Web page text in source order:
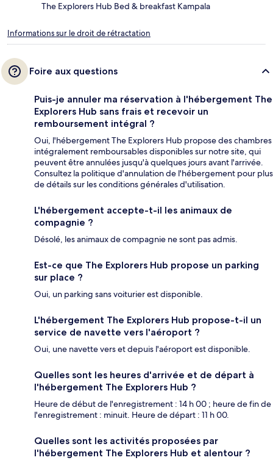
The Explorers Hub Bed & breakfast Kampala
Informations sur le droit de rétractation
Foire aux questions
Puis-je annuler ma réservation à l'hébergement The
Explorers Hub sans frais et recevoir un
remboursement intégral ?
Oui, l'hébergement The Explorers Hub propose des chambres
intégralement remboursables disponibles sur notre site, qui
peuvent être annulées jusqu'à quelques jours avant l'arrivée.
Consultez la politique d'annulation de l'hébergement pour plus
de détails sur les conditions générales d'utilisation.
L'hébergement accepte-t-il les animaux de
compagnie ?
Désolé, les animaux de compagnie ne sont pas admis.
Est-ce que The Explorers Hub propose un parking
sur place ?
Oui, un parking sans voiturier est disponible.
L'hébergement The Explorers Hub propose-t-il un
service de navette vers l'aéroport ?
Oui, une navette vers et depuis l'aéroport est disponible.
Quelles sont les heures d'arrivée et de départ à
l'hébergement The Explorers Hub ?
Heure de début de l'enregistrement : 14 h 00 ; heure de fin de
l'enregistrement : minuit. Heure de départ : 11 h 00.
Quelles sont les activités proposées par
l'hébergement The Explorers Hub et alentour ?